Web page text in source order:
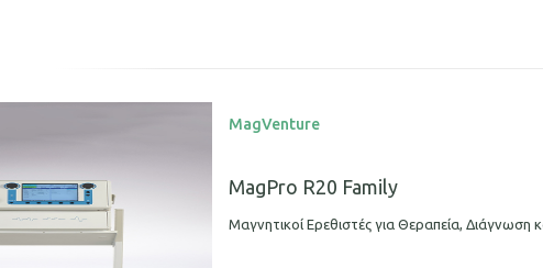
MagVenture
MagPro R20 Family
Μαγνητικοί Ερεθιστές για Θεραπεία, Διάγνωση